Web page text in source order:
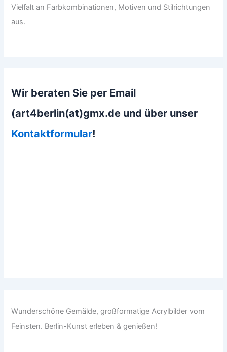
Vielfalt an Farbkombinationen, Motiven und Stilrichtungen
aus.
Wir beraten Sie per Email
(art4berlin(at)gmx.de und über unser
Kontaktformular!
Wunderschöne Gemälde, großformatige Acrylbilder vom
Feinsten. Berlin-Kunst erleben & genießen!